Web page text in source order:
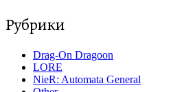
Рубрики
Drag-On Dragoon
LORE
NieR: Automata General